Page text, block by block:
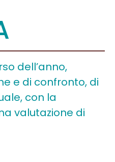
dell’anno,
e di confronto, di
con la
valutazione di